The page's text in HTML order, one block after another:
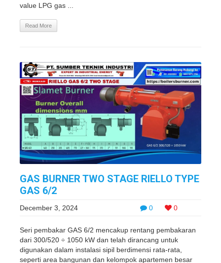
value LPG gas ...
Read More
GAS BURNER TWO STAGE RIELLO TYPE
GAS 6/2
0 0
December 3, 2024
Seri pembakar GAS 6/2 mencakup rentang pembakaran
dari 300/520 ÷ 1050 kW dan telah dirancang untuk
digunakan dalam instalasi sipil berdimensi rata-rata,
seperti area bangunan dan kelompok apartemen besar